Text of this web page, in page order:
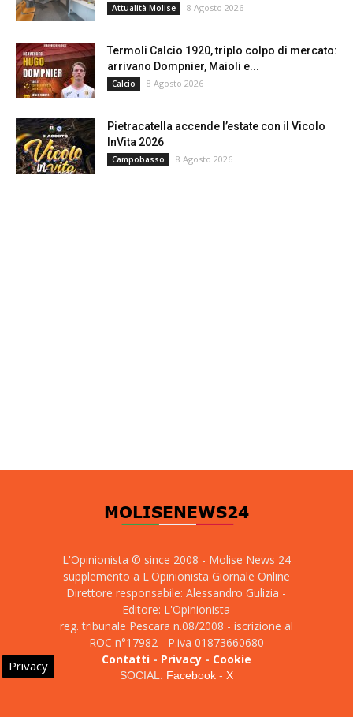
Attualità Molise 8 Agosto 2026
Termoli Calcio 1920, triplo colpo di mercato:
arrivano Dompnier, Maioli e...
Calcio 8 Agosto 2026
Pietracatella accende l’estate con il Vicolo
InVita 2026
Campobasso 8 Agosto 2026
L'Opinionista © since 2008 - Molise News 24
supplemento a L'Opinionista Giornale Online
Direttore responsabile: Alessandro Gulizia -
Editore: L'Opinionista
reg. tribunale Pescara n.08/2008 - iscrizione al
ROC n°17982 - P.iva 01873660680
Contatti- Privacy- Cookie
SOCIAL: Facebook- X
Privacy